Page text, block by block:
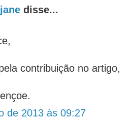
disse...
contribuição no artigo,
de 2013 às 09:27